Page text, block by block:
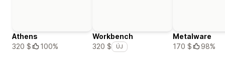
Athens
320 $
100%
Workbench
320 $
ÚJ
Metalware
170 $
98%